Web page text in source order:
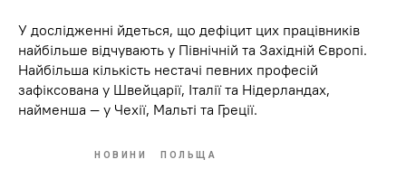
У дослідженні йдеться, що дефіцит цих працівників
найбільше відчувають у Північній та Західній Європі.
Найбільша кількість нестачі певних професій
зафіксована у Швейцарії, Італії та Нідерландах,
найменша — у Чехії, Мальті та Греції.
НОВИНИ ПОЛЬЩА